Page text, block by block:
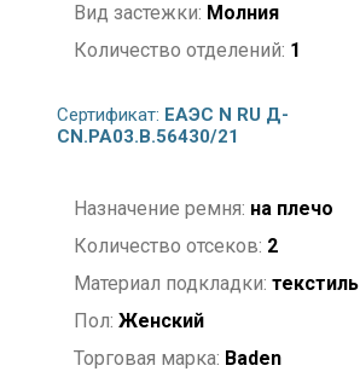
Вид застежки: Молния
Количество отделений: 1
1 внутренний открытый; 1
наружный на молнии
Назначение ремня: на плечо
Количество отсеков: 2
Материал подкладки: текстиль
Пол: Женский
Торговая марка: Baden
Сертификат: ЕАЭС N RU Д-
CN.РА03.В.56430/21